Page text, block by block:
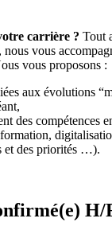
carrière ? Tout
vous
vous proposons :
aux évolutions
des compétences
et des priorités …).
H/